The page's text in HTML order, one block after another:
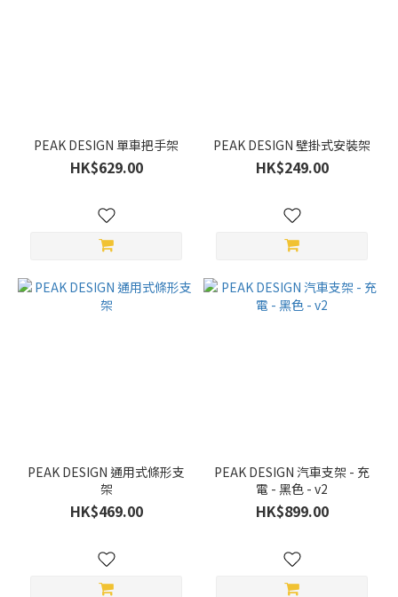
PEAK DESIGN 單車把手架
HK$629.00
PEAK DESIGN 壁掛式安裝架
HK$249.00
PEAK DESIGN 通用式條形支
架
HK$469.00
PEAK DESIGN 汽車支架 - 充
電 - 黑色 - v2
HK$899.00